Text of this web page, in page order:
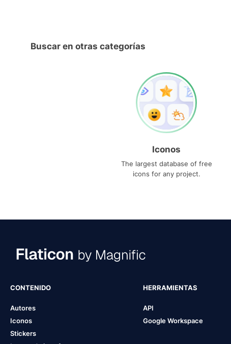
Buscar en otras categorías
Iconos
The largest database of free
icons for any project.
CONTENIDO
Autores
Iconos
Stickers
HERRAMIENTAS
API
Google Workspace